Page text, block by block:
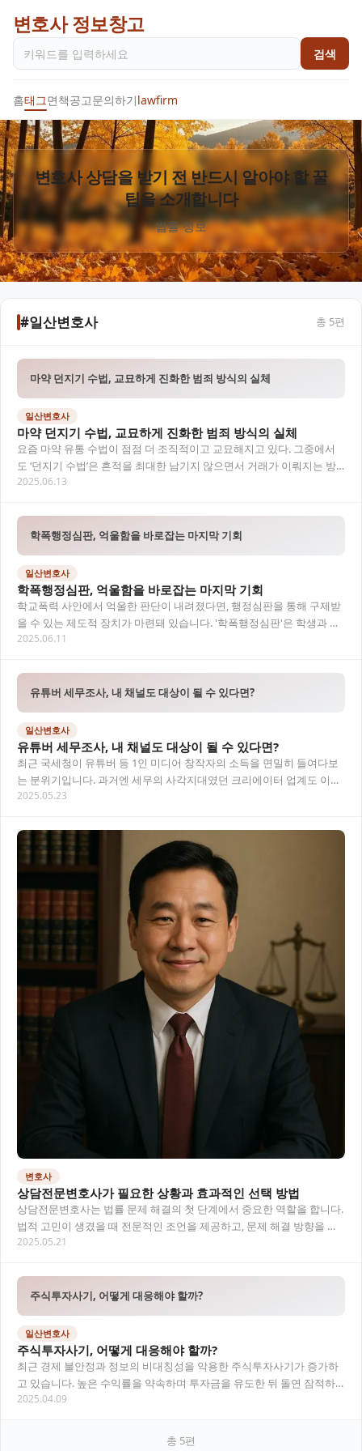
변호사 정보창고
검색
홈태그면책공고문의하기lawfirm
변호사 상담을 받기 전 반드시 알아야 할 꿀
팁을 소개합니다
법률 정보
#일산변호사 총 5편
마약 던지기 수법, 교묘하게 진화한 범죄 방식의 실체
일산변호사
마약 던지기 수법, 교묘하게 진화한 범죄 방식의 실체
요즘 마약 유통 수법이 점점 더 조직적이고 교묘해지고 있다. 그중에서
도 ‘던지기 수법’은 흔적을 최대한 남기지 않으면서 거래가 이뤄지는 방
식으로, 수사기관도 긴장을 늦출 수 없다.…
2025.06.13
학폭행정심판, 억울함을 바로잡는 마지막 기회
일산변호사
학폭행정심판, 억울함을 바로잡는 마지막 기회
학교폭력 사안에서 억울한 판단이 내려졌다면, 행정심판을 통해 구제받
을 수 있는 제도적 장치가 마련돼 있습니다. '학폭행정심판'은 학생과 보
호자에게 또 한 번의 반론 기회를 주는 절…
2025.06.11
유튜버 세무조사, 내 채널도 대상이 될 수 있다면?
일산변호사
유튜버 세무조사, 내 채널도 대상이 될 수 있다면?
최근 국세청이 유튜버 등 1인 미디어 창작자의 소득을 면밀히 들여다보
는 분위기입니다. 과거엔 세무의 사각지대였던 크리에이터 업계도 이제
는 투명한 소득 신고가 기본이 되었습니다. 특…
2025.05.23
변호사
상담전문변호사가 필요한 상황과 효과적인 선택 방법
상담전문변호사는 법률 문제 해결의 첫 단계에서 중요한 역할을 합니다.
법적 고민이 생겼을 때 전문적인 조언을 제공하고, 문제 해결 방향을 제
시해주는 지역변호사의 도움은 매우 중요해…
2025.05.21
주식투자사기, 어떻게 대응해야 할까?
일산변호사
주식투자사기, 어떻게 대응해야 할까?
최근 경제 불안정과 정보의 비대칭성을 악용한 주식투자사기가 증가하
고 있습니다. 높은 수익률을 약속하며 투자금을 유도한 뒤 돌연 잠적하
거나 원금 손실을 입히는 사례가 반복되며 피해자…
2025.04.09
총 5편